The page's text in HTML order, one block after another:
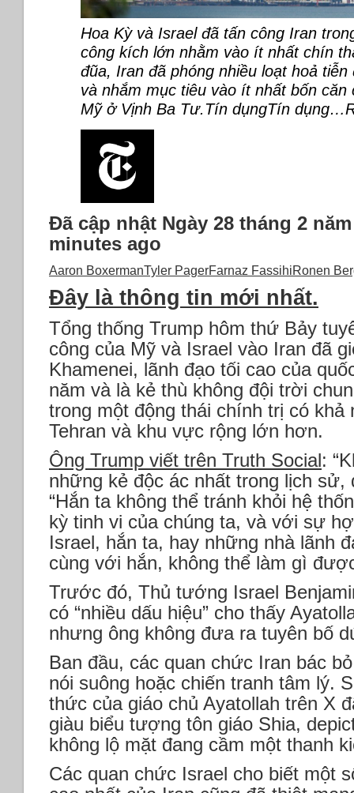
Hoa Kỳ và Israel đã tấn công Iran
công kích lớn nhằm vào ít nhất chín
đũa, Iran đã phóng nhiều loạt hoả tiễn
và nhắm mục tiêu vào ít nhất bốn
Mỹ ở Vịnh Ba Tư.Tín dụngTín
Đã cập nhật Ngày 28 tháng 2
minutes ago
Aaron BoxermanTyler PagerFarnaz FassihiRonen
Đây là thông tin mới nhất.
Tổng thống Trump hôm thứ Bảy
công của Mỹ và Israel vào Iran đã
Khamenei, lãnh đạo tối cao của
năm và là kẻ thù không đội trời
trong một động thái chính trị có khả
Tehran và khu vực rộng lớn hơn.
Ông Trump viết trên Truth Social:
những kẻ độc ác nhất trong lịch sử,
“Hắn ta không thể tránh khỏi hệ
kỳ tinh vi của chúng ta, và với sự
Israel, hắn ta, hay những nhà lãnh
cùng với hắn, không thể làm gì
Trước đó, Thủ tướng Israel
có “nhiều dấu hiệu” cho thấy
nhưng ông không đưa ra tuyên bố
Ban đầu, các quan chức Iran bác
nói suông hoặc chiến tranh tâm lý.
thức của giáo chủ Ayatollah trên X
giàu biểu tượng tôn giáo Shia,
không lộ mặt đang cầm một thanh
Các quan chức Israel cho biết một